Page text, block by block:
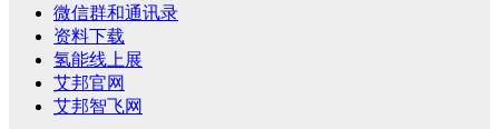
微信群和通讯录
资料下载
氢能线上展
艾邦官网
艾邦智飞网